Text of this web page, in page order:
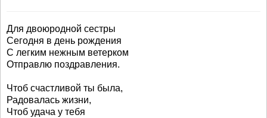
Для двоюродной сестры
Сегодня в день рождения
С легким нежным ветерком
Отправлю поздравления.
Чтоб счастливой ты была,
Радовалась жизни,
Чтоб удача у тебя